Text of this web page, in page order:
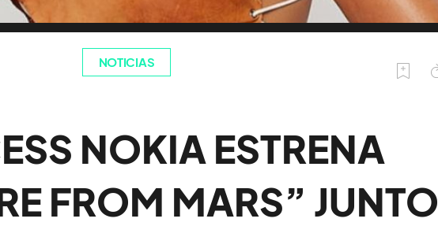
NOTICIAS
NOKIA ESTRENA
FROM MARS” JUNTO